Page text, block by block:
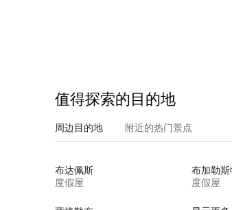
值得探索的目的地
周边目的地 附近的热门景点
布达佩斯
度假屋
布加勒斯
度假屋